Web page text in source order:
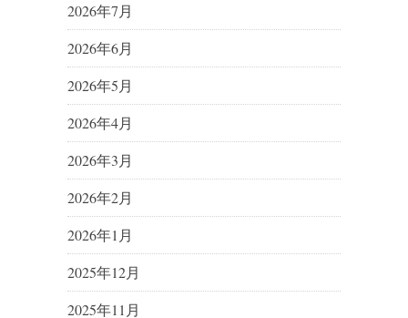
2026年7月
2026年6月
2026年5月
2026年4月
2026年3月
2026年2月
2026年1月
2025年12月
2025年11月